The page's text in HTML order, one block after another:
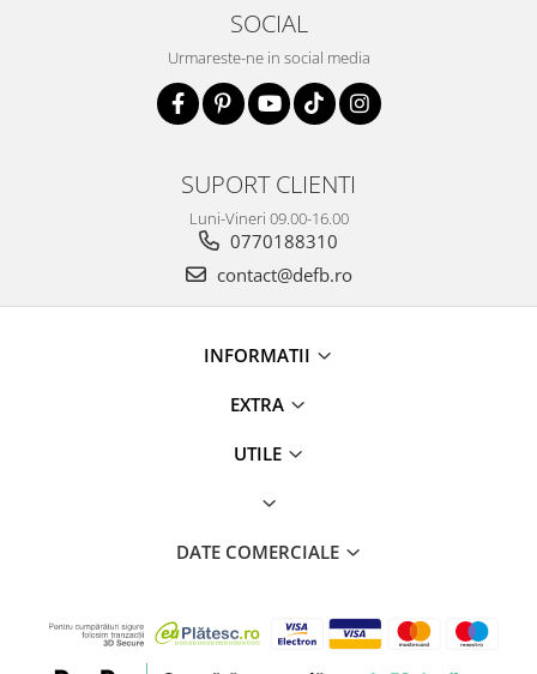
SOCIAL
Urmareste-ne in social media
SUPORT CLIENTI
Luni-Vineri 09.00-16.00
0770188310
contact@defb.ro
INFORMATII
EXTRA
UTILE
DATE COMERCIALE